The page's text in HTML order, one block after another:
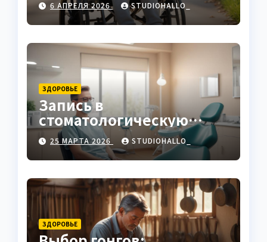
6 АПРЕЛЯ 2026 STUDIOHALLO_
ЗДОРОВЬЕ
Запись в
стоматологическую
клинику
25 МАРТА 2026 STUDIOHALLO_
ЗДОРОВЬЕ